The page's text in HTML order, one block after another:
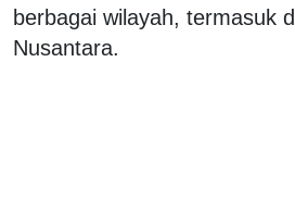
berbagai wilayah, termasuk
Nusantara.